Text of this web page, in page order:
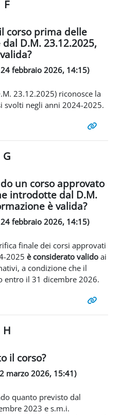
F
corso prima delle
D.M. 23.12.2025,
febbraio 2026, 14:15)
23.12.2025) riconosce la
svolti negli anni 2024-2025.
G
un corso approvato
introdotte dal D.M.
è valida?
febbraio 2026, 14:15)
finale dei corsi approvati
2025 è considerato validoai
a condizione che il
entro il 31 dicembre 2026.
H
il corso?
marzo 2026, 15:41)
quanto previsto dal
2023 e s.m.i.